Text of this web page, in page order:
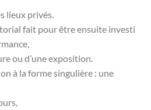
lieux privés.
fait pour être ensuite investi
ou d’une exposition.
à la forme singulière : une